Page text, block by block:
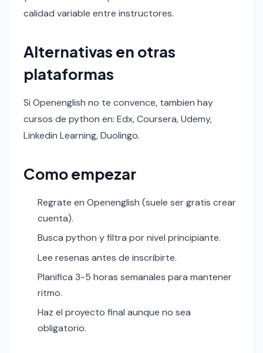
calidad variable entre instructores.
Alternativas en otras
plataformas
Si Openenglish no te convence, tambien hay
cursos de python en: Edx, Coursera, Udemy,
Linkedin Learning, Duolingo.
Como empezar
Regrate en Openenglish (suele ser gratis crear
cuenta).
Busca python y filtra por nivel principiante.
Lee resenas antes de inscribirte.
Planifica 3-5 horas semanales para mantener
ritmo.
Haz el proyecto final aunque no sea
obligatorio.